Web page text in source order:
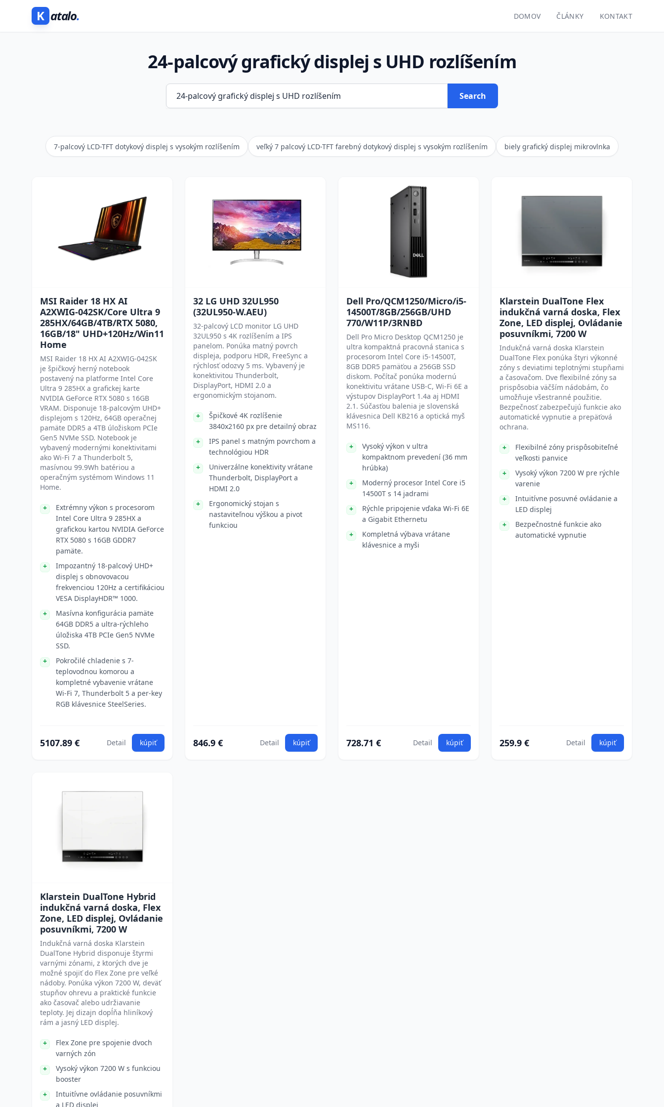
K atalo. DOMOV ČLÁNKY KONTAKT
24-palcový grafický displej s UHD rozlíšením
Search
7-palcový LCD-TFT dotykový displej s vysokým rozlíšením veľký 7 palcový LCD-TFT farebný dotykový displej s vysokým rozlíšením biely grafický displej mikrovlnka
MSI Raider 18 HX AI
A2XWIG-042SK/Core Ultra 9
285HX/64GB/4TB/RTX 5080,
16GB/18" UHD+120Hz/Win11
Home
MSI Raider 18 HX AI A2XWIG-042SK
je špičkový herný notebook
postavený na platforme Intel Core
Ultra 9 285HX a grafickej karte
NVIDIA GeForce RTX 5080 s 16GB
VRAM. Disponuje 18-palcovým UHD+
displejom s 120Hz, 64GB operačnej
pamäte DDR5 a 4TB úložiskom PCIe
Gen5 NVMe SSD. Notebook je
vybavený modernými konektivitami
ako Wi-Fi 7 a Thunderbolt 5,
masívnou 99.9Wh batériou a
operačným systémom Windows 11
Home.
Extrémny výkon s procesorom
Intel Core Ultra 9 285HX a
grafickou kartou NVIDIA GeForce
RTX 5080 s 16GB GDDR7
pamäte.
Impozantný 18-palcový UHD+
displej s obnovovacou
frekvenciou 120Hz a certifikáciou
VESA DisplayHDR™ 1000.
Masívna konfigurácia pamäte
64GB DDR5 a ultra-rýchleho
úložiska 4TB PCIe Gen5 NVMe
SSD.
Pokročilé chladenie s 7-
teplovodnou komorou a
kompletné vybavenie vrátane
Wi-Fi 7, Thunderbolt 5 a per-key
RGB klávesnice SteelSeries.
5107.89 € Detail kúpiť
32 LG UHD 32UL950
(32UL950-W.AEU)
32-palcový LCD monitor LG UHD
32UL950 s 4K rozlíšením a IPS
panelom. Ponúka matný povrch
displeja, podporu HDR, FreeSync a
rýchlosť odozvy 5 ms. Vybavený je
konektivitou Thunderbolt,
DisplayPort, HDMI 2.0 a
ergonomickým stojanom.
Špičkové 4K rozlíšenie
3840x2160 px pre detailný obraz
IPS panel s matným povrchom a
technológiou HDR
Univerzálne konektivity vrátane
Thunderbolt, DisplayPort a
HDMI 2.0
Ergonomický stojan s
nastaviteľnou výškou a pivot
funkciou
846.9 € Detail kúpiť
Dell Pro/QCM1250/Micro/i5-
14500T/8GB/256GB/UHD
770/W11P/3RNBD
Dell Pro Micro Desktop QCM1250 je
ultra kompaktná pracovná stanica s
procesorom Intel Core i5-14500T,
8GB DDR5 pamäťou a 256GB SSD
diskom. Počítač ponúka modernú
konektivitu vrátane USB-C, Wi-Fi 6E a
výstupov DisplayPort 1.4a aj HDMI
2.1. Súčasťou balenia je slovenská
klávesnica Dell KB216 a optická myš
MS116.
Vysoký výkon v ultra
kompaktnom prevedení (36 mm
hrúbka)
Moderný procesor Intel Core i5
14500T s 14 jadrami
Rýchle pripojenie vďaka Wi-Fi 6E
a Gigabit Ethernetu
Kompletná výbava vrátane
klávesnice a myši
728.71 € Detail kúpiť
Klarstein DualTone Flex
indukčná varná doska, Flex
Zone, LED displej, Ovládanie
posuvníkmi, 7200 W
Indukčná varná doska Klarstein
DualTone Flex ponúka štyri výkonné
zóny s deviatimi teplotnými stupňami
a časovačom. Dve flexibilné zóny sa
prispôsobia väčším nádobám, čo
umožňuje všestranné použitie.
Bezpečnosť zabezpečujú funkcie ako
automatické vypnutie a prepäťová
ochrana.
Flexibilné zóny prispôsobiteľné
veľkosti panvice
Vysoký výkon 7200 W pre rýchle
varenie
Intuitívne posuvné ovládanie a
LED displej
Bezpečnostné funkcie ako
automatické vypnutie
259.9 € Detail kúpiť
Klarstein DualTone Hybrid
indukčná varná doska, Flex
Zone, LED displej, Ovládanie
posuvníkmi, 7200 W
Indukčná varná doska Klarstein
DualTone Hybrid disponuje štyrmi
varnými zónami, z ktorých dve je
možné spojiť do Flex Zone pre veľké
nádoby. Ponúka výkon 7200 W, deväť
stupňov ohrevu a praktické funkcie
ako časovač alebo udržiavanie
teploty. Jej dizajn dopĺňa hliníkový
rám a jasný LED displej.
Flex Zone pre spojenie dvoch
varných zón
Vysoký výkon 7200 W s funkciou
booster
Intuitívne ovládanie posuvníkmi
a LED displej